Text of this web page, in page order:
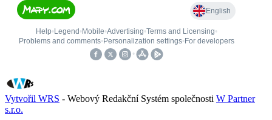
Vytvořil WRS - Webový Redakční Systém společnosti W Partner
s.r.o.